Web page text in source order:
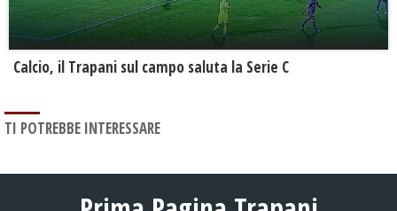
Calcio, il Trapani sul campo saluta la Serie C
TI POTREBBE INTERESSARE